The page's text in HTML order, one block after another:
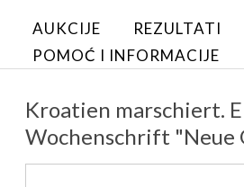
AUKCIJE
REZULTATI
POMOĆ I INFORMACIJE
Kroatien marschiert.
Wochenschrift "Neue